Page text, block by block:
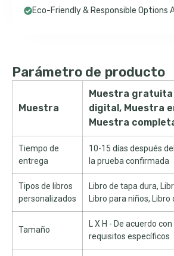
Eco-Friendly & Responsible Options
Parámetro de producto
Muestra
Muestra
digital, Muestra
Muestra
Tiempo de
entrega
10-15 días después
la prueba confirmada
Tipos de libros
personalizados
Libro de tapa dura,
Libro para niños,
Tamaño
L X H - De acuerdo
requisitos específicos